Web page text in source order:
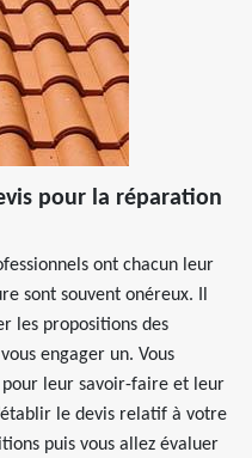
pour la réparation
ont chacun leur
sont souvent onéreux. Il
les propositions des
engager un. Vous
pour leur savoir-faire et leur
le devis relatif à votre
puis vous allez évaluer